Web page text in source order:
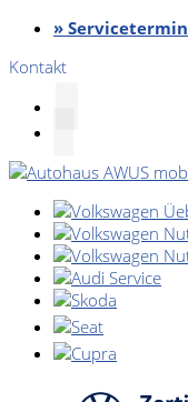
» Servicetermin
Kontakt